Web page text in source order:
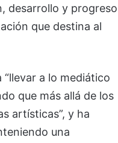
desarrollo y
que destina al
a lo mediático
que más allá de los
artísticas”, y ha
una